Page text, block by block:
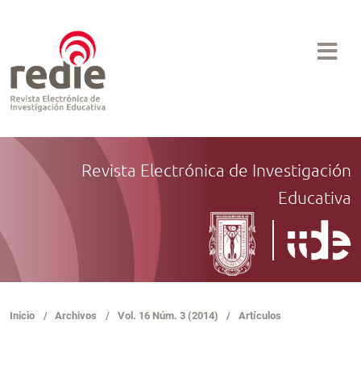
Revista Electrónica de Investigación
Educativa
Inicio / Archivos / Vol. 16 Núm. 3 (2014) / Artículos